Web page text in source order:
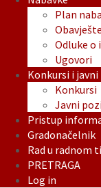
Plan
Odluke o
Ugovori
Konkursi i
Konkursi
Javni
Pristup
Gradonačelnik
Rad u radnom
PRETRAGA
Log in